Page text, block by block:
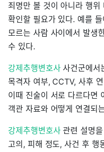
죄명만 볼 것이 아니라 행위
확인할 필요가 있다. 예를
모르는 사람 사이에서 발생
수 있다.
강제추행변호사사건군에서
목격자 여부, CCTV, 사후
이때 진술이 서로 다르다면
객관 자료와 어떻게 연결되
강제추행변호사관련 설명을
고의, 피해 정도, 사건 후 행